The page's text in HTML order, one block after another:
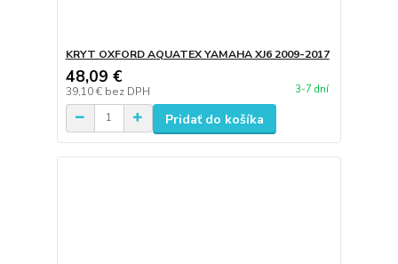
KRYT OXFORD AQUATEX YAMAHA XJ6 2009-2017
48,09 €
39,10 € bez DPH 3-7 dní
Pridať do košíka